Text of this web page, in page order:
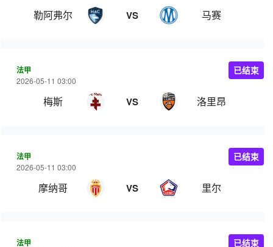
勒阿弗尔 VS 马赛
法甲
2026-05-11 03:00
梅斯 VS 洛里昂
已结束
法甲
2026-05-11 03:00
摩纳哥 VS 里尔
已结束
法甲 已结束